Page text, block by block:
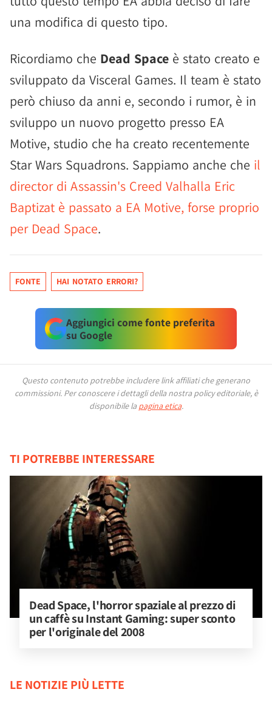
una modifica di questo tipo.
Ricordiamo che Dead Space è stato creato e
sviluppato da Visceral Games. Il team è stato
però chiuso da anni e, secondo i rumor, è in
sviluppo un nuovo progetto presso EA
Motive, studio che ha creato recentemente
Star Wars Squadrons. Sappiamo anche che il
director di Assassin's Creed Valhalla Eric
Baptizat è passato a EA Motive, forse proprio
per Dead Space.
FONTE HAI NOTATO ERRORI?
Aggiungici come fonte preferita
su Google
Questo contenuto potrebbe includere link affiliati che generano
commissioni. Per conoscere i dettagli della nostra policy editoriale, è
disponibile la pagina etica.
TI POTREBBE INTERESSARE
Dead Space, l'horror spaziale al prezzo di
un caffè su Instant Gaming: super sconto
per l'originale del 2008
LE NOTIZIE PIÙ LETTE